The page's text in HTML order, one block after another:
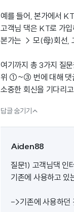
예를 들어, 본가에서
고객님 댁은 KT로 가
본가는 → 모(母)회선,
여기까지 총 3가지 질
위 ①~③ 번에 대해 댓
소중한 회신을 기다리
답글 숨기기
Aiden88
질문1) 고객님댁 인
기존에 사용하고 있
->기존에 사용하던